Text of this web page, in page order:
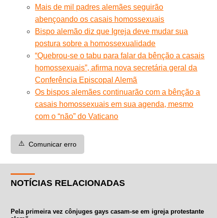
Mais de mil padres alemães seguirão
abençoando os casais homossexuais
Bispo alemão diz que Igreja deve mudar sua
postura sobre a homossexualidade
“Quebrou-se o tabu para falar da bênção a casais
homossexuais”, afirma nova secretária geral da
Conferência Episcopal Alemã
Os bispos alemães continuarão com a bênção a
casais homossexuais em sua agenda, mesmo
com o “não” do Vaticano
⚠️ Comunicar erro
NOTÍCIAS RELACIONADAS
Pela primeira vez cônjuges gays casam-se em igreja protestante